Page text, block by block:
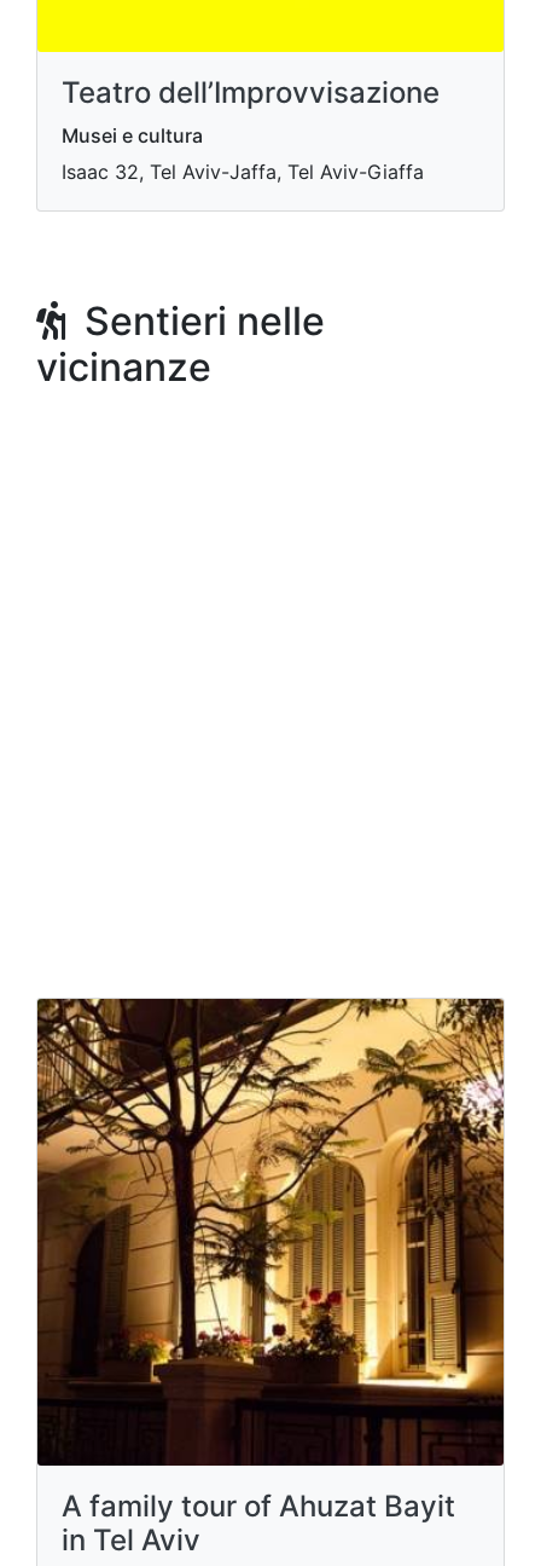
Teatro dell’Improvvisazione
Musei e cultura
Isaac 32, Tel Aviv-Jaffa, Tel Aviv-Giaffa
Sentieri nelle
vicinanze
A family tour of Ahuzat Bayit
in Tel Aviv